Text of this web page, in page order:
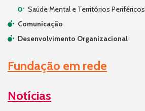
Saúde Mental e Territórios Periféricos
Comunicação
Desenvolvimento Organizacional
Fundação em rede
Notícias